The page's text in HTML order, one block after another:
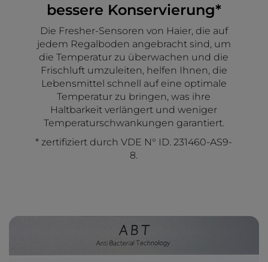
bessere Konservierung*
Die Fresher-Sensoren von Haier, die auf
jedem Regalboden angebracht sind, um
die Temperatur zu überwachen und die
Frischluft umzuleiten, helfen Ihnen, die
Lebensmittel schnell auf eine optimale
Temperatur zu bringen, was ihre
Haltbarkeit verlängert und weniger
Temperaturschwankungen garantiert.
* zertifiziert durch VDE N° ID. 231460-AS9-
8.